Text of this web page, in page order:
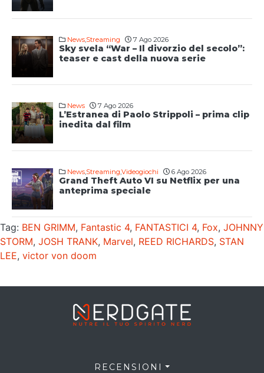
News,Streaming 7 Ago 2026
Sky svela “War – Il divorzio del secolo”:
teaser e cast della nuova serie
News 7 Ago 2026
L’Estranea di Paolo Strippoli – prima clip
inedita dal film
News,Streaming,Videogiochi 6 Ago 2026
Grand Theft Auto VI su Netflix per una
anteprima speciale
Tag: BEN GRIMM, Fantastic 4, FANTASTICI 4, Fox, JOHNNY
STORM, JOSH TRANK, Marvel, REED RICHARDS, STAN
LEE, victor von doom
RECENSIONI